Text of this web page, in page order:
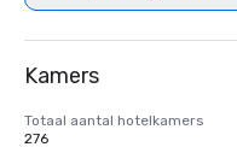
Kamers
Totaal aantal hotelkamers
276